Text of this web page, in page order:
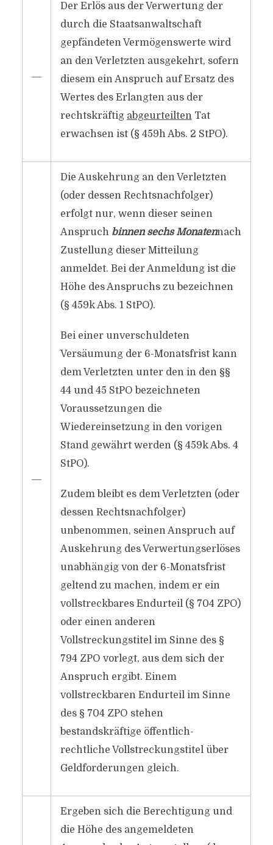
―
Der Erlös aus der Verwertung der
durch die Staatsanwaltschaft
gepfändeten Vermögenswerte wird
an den Verletzten ausgekehrt, sofern
diesem ein Anspruch auf Ersatz des
Wertes des Erlangten aus der
rechtskräftig abgeurteiltenTat
erwachsen ist (§ 459h Abs. 2 StPO).
―
Die Auskehrung an den Verletzten
(oder dessen Rechtsnachfolger)
erfolgt nur, wenn dieser seinen
Anspruch binnen sechs Monatennach
Zustellung dieser Mitteilung
anmeldet. Bei der Anmeldung ist die
Höhe des Anspruchs zu bezeichnen
(§ 459k Abs. 1 StPO).
Bei einer unverschuldeten
Versäumung der 6-Monatsfrist kann
dem Verletzten unter den in den §§
44 und 45 StPO bezeichneten
Voraussetzungen die
Wiedereinsetzung in den vorigen
Stand gewährt werden (§ 459k Abs. 4
StPO).
Zudem bleibt es dem Verletzten (oder
dessen Rechtsnachfolger)
unbenommen, seinen Anspruch auf
Auskehrung des Verwertungserlöses
unabhängig von der 6-Monatsfrist
geltend zu machen, indem er ein
vollstreckbares Endurteil (§ 704 ZPO)
oder einen anderen
Vollstreckungstitel im Sinne des §
794 ZPO vorlegt, aus dem sich der
Anspruch ergibt. Einem
vollstreckbaren Endurteil im Sinne
des § 704 ZPO stehen
bestandskräftige öffentlich-
rechtliche Vollstreckungstitel über
Geldforderungen gleich.
Ergeben sich die Berechtigung und
die Höhe des angemeldeten